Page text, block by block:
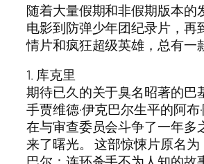
随着大量假期和非假期版本的
电影到防弹少年团纪录片，再
情片和疯狂超级英雄，总有一
1. 库克里
期待已久的关于臭名昭著的巴
手贾维德·伊克巴尔生平的阿布
在与审查委员会斗争了一年多
来了曙光。 这部惊悚片原名为